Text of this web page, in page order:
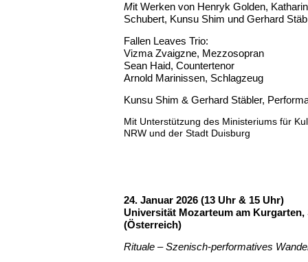
Mit Werken von Henryk Golden,
Schubert, Kunsu Shim und Gerhard
Fallen Leaves Trio:
Vizma Zvaigzne, Mezzosopran
Sean Haid, Countertenor
Arnold Marinissen, Schlagzeug
Kunsu Shim & Gerhard Stäbler,
Mit Unterstützung des Ministeriums für
NRW und der Stadt Duisburg
24. Januar 2026 (13 Uhr & 15 Uhr)
Universität Mozarteum am
(Österreich)
Rituale – Szenisch-performatives